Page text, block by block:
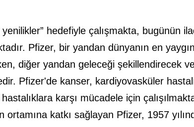
yenilikler” hedefiyle çalışmakta, bugünün
Pfizer, bir yandan dünyanın en
diğer yandan geleceği şekillendirecek
Pfizer'de kanser, kardiyovasküler
karşı mücadele için
ortamına katkı sağlayan Pfizer, 1957